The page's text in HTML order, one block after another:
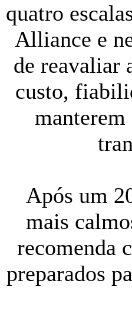
quatro
Alliance e
de reavaliar
custo,
manterem
Após um
mais
recomenda
preparados